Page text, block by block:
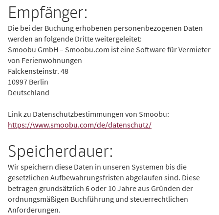
Empfänger:
Die bei der Buchung erhobenen personenbezogenen Daten
werden an folgende Dritte weitergeleitet:
Smoobu GmbH – Smoobu.com ist eine Software für Vermieter
von Ferienwohnungen
Falckensteinstr. 48
10997 Berlin
Deutschland
Link zu Datenschutzbestimmungen von Smoobu:
https://www.smoobu.com/de/datenschutz/
Speicherdauer:
Wir speichern diese Daten in unseren Systemen bis die
gesetzlichen Aufbewahrungsfristen abgelaufen sind. Diese
betragen grundsätzlich 6 oder 10 Jahre aus Gründen der
ordnungsmäßigen Buchführung und steuerrechtlichen
Anforderungen.